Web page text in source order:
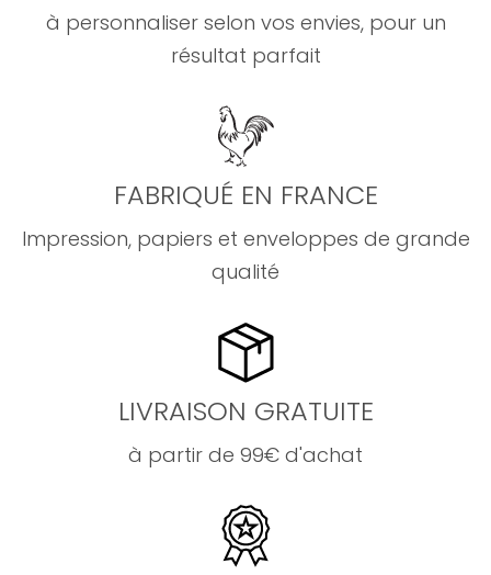
à personnaliser selon vos envies, pour un
résultat parfait
FABRIQUÉ EN FRANCE
Impression, papiers et enveloppes de grande
qualité
LIVRAISON GRATUITE
à partir de 99€ d'achat